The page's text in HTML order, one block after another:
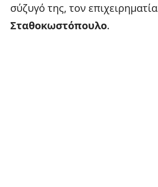
σύζυγό της, τον επιχειρηματία
Σταθοκωστόπουλο.